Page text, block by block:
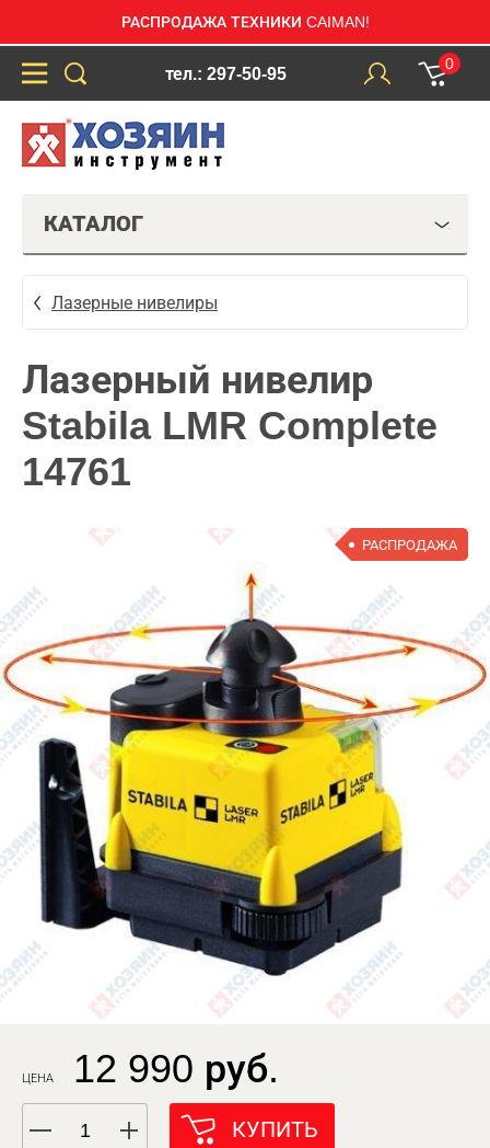
РАСПРОДАЖА ТЕХНИКИ CAIMAN!
тел.: 297-50-95
0
КАТАЛОГ
Лазерные нивелиры
Лазерный нивелир
Stabila LMR Complete
14761
РАСПРОДАЖА
ЦЕНА 12 990 руб.
КУПИТЬ